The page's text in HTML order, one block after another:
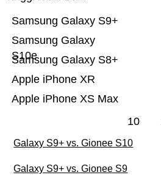
Apple iPhone XS Max
Apple iPhone XR
Samsung Galaxy S8+
Samsung Galaxy
S10e
Samsung Galaxy S9+
10
Galaxy S9+ vs. Gionee S10
Galaxy S9+ vs. Gionee S9